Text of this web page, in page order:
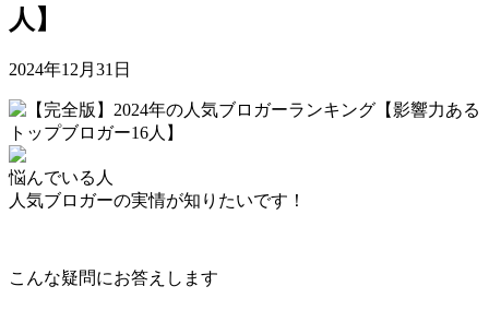
人】
2024年12月31日
悩んでいる人
人気ブロガーの実情が知りたいです！
こんな疑問にお答えします